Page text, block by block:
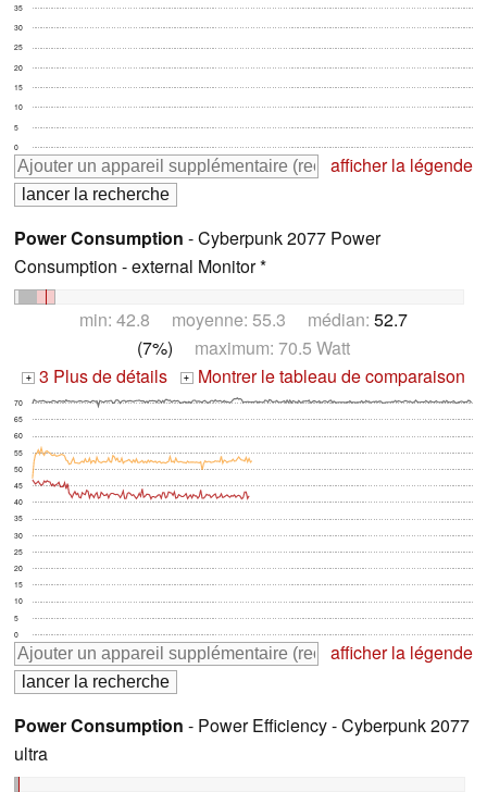
0
5
10
15
20
25
30
35
afficher la légende
Power Consumption - Cyberpunk 2077 Power
Consumption - external Monitor *
min: 42.8 moyenne: 55.3 médian: 52.7
(7%) maximum: 70.5 Watt
+ 3 Plus de détails + Montrer le tableau de comparaison
0
5
10
15
20
25
30
35
40
45
50
55
60
65
70
afficher la légende
Power Consumption - Power Efficiency - Cyberpunk 2077
ultra